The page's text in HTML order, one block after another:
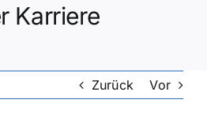
Karriere
Zurück Vor